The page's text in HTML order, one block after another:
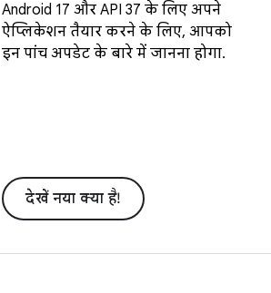
Android 17 और API 37 के लिए अपने
ऐप्लिकेशन तैयार करने के लिए, आपको
इन पांच अपडेट के बारे में जानना होगा.
देखें नया क्‍या है!